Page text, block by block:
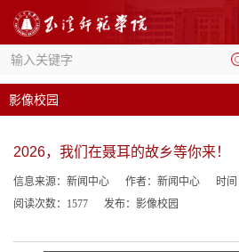
影像校园
2026，我们在聂耳的故乡等你来！
信息来源：新闻中心 作者：新闻中心
时间
阅读次数： 1577 发布：影像校园